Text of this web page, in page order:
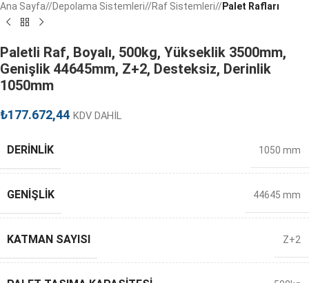
Ana Sayfa/ Depolama Sistemleri/ Raf Sistemleri/ Palet Rafları
Paletli Raf, Boyalı, 500kg, Yükseklik 3500mm,
Genişlik 44645mm, Z+2, Desteksiz, Derinlik
1050mm
₺177.672,44 KDV DAHİL
DERINLIK 1050 mm
GENIŞLIK 44645 mm
KATMAN SAYISI Z+2